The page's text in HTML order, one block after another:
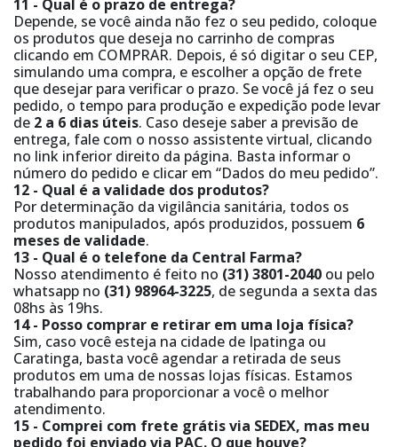
11 - Qual é o prazo de entrega?
Depende, se você ainda não fez o seu pedido, coloque
os produtos que deseja no carrinho de compras
clicando em COMPRAR. Depois, é só digitar o seu CEP,
simulando uma compra, e escolher a opção de frete
que desejar para verificar o prazo. Se você já fez o seu
pedido, o tempo para produção e expedição pode levar
de 2 a 6 dias úteis. Caso deseje saber a previsão de
entrega, fale com o nosso assistente virtual, clicando
no link inferior direito da página. Basta informar o
número do pedido e clicar em “Dados do meu pedido”.
12 - Qual é a validade dos produtos?
Por determinação da vigilância sanitária, todos os
produtos manipulados, após produzidos, possuem 6
meses de validade.
13 - Qual é o telefone da Central Farma?
Nosso atendimento é feito no (31) 3801-2040 ou pelo
whatsapp no (31) 98964-3225, de segunda a sexta das
08hs às 19hs.
14 - Posso comprar e retirar em uma loja física?
Sim, caso você esteja na cidade de Ipatinga ou
Caratinga, basta você agendar a retirada de seus
produtos em uma de nossas lojas físicas. Estamos
trabalhando para proporcionar a você o melhor
atendimento.
15 - Comprei com frete grátis via SEDEX, mas meu
pedido foi enviado via PAC. O que houve?